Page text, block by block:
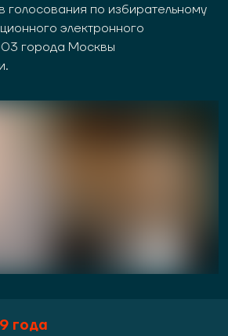
голосования по избирательному
электронного
города Москвы
года